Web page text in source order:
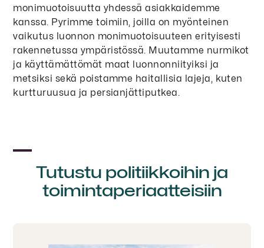
monimuotoisuutta yhdessä asiakkaidemme
kanssa. Pyrimme toimiin, joilla on myönteinen
vaikutus luonnon monimuotoisuuteen erityisesti
rakennetussa ympäristössä. Muutamme nurmikot
ja käyttämättömät maat luonnonniityiksi ja
metsiksi sekä poistamme haitallisia lajeja, kuten
kurtturuusua ja persianjättiputkea.
Tutustu politiikkoihin ja
toimintaperiaatteisiin